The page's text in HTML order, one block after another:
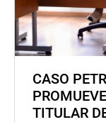
CASO
TITULAR